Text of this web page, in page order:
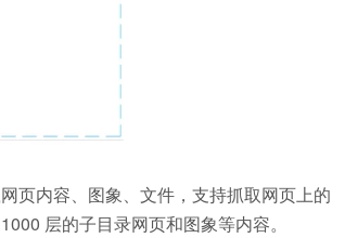
页内容、图象、文件，支持抓取网页上的
层的子目录网页和图象等内容。